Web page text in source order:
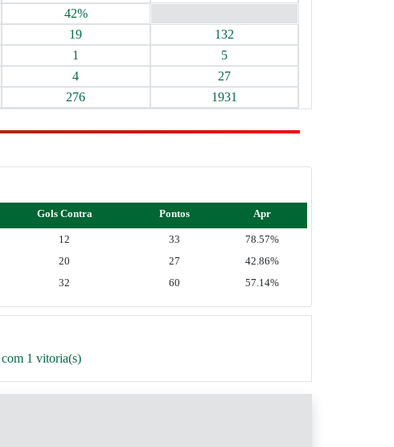
42%
19
132
1
5
4
27
276 1931
Gols Contra Pontos Apr
12 33
78.57%
20 27
42.86%
32 60 57.14%
1 vitoria(s)